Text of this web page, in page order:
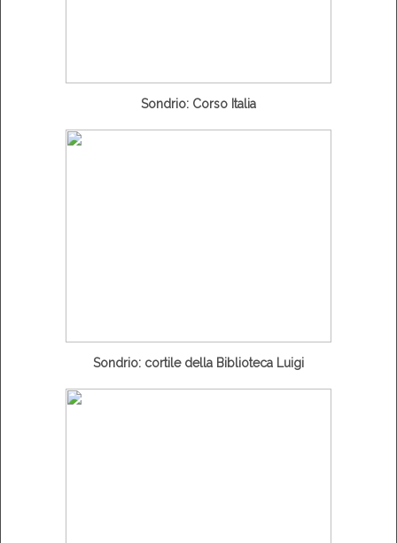
Sondrio: Corso Italia
Sondrio: cortile della Biblioteca Luigi